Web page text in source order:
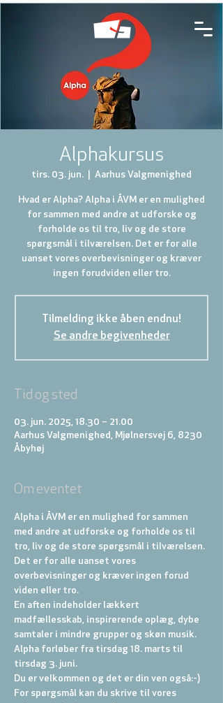
Alphakursus
tirs. 03. jun. Aarhus Valgmenighed
Hvad er Alpha? Alpha i ÅVM er en mulighed
for sammen med andre at udforske og
forholde os til tro, liv og de store
spørgsmål i tilværelsen. Det er for alle
uanset vores overbevisninger og kræver
ingen forudviden eller tro.
Tilmelding ikke åben endnu!
Se andre begivenheder
Tid og sted
03. jun. 2025, 18.30 – 21.00
Aarhus Valgmenighed, Mjølnersvej 6, 8230
Åbyhøj
Om eventet
Alpha i ÅVM er en mulighed for sammen
med andre at udforske og forholde os til
tro, liv og de store spørgsmål i tilværelsen.
Det er for alle uanset vores
overbevisninger og kræver ingen forud
viden eller tro.
En aften indeholder lækkert
madfællesskab, inspirerende oplæg, dybe
samtaler i mindre grupper og skøn musik.
Alpha forløber fra tirsdag 18. marts til
tirsdag 3. juni.
Du er velkommen og det er din ven også:-)
For spørgsmål kan du skrive til vores